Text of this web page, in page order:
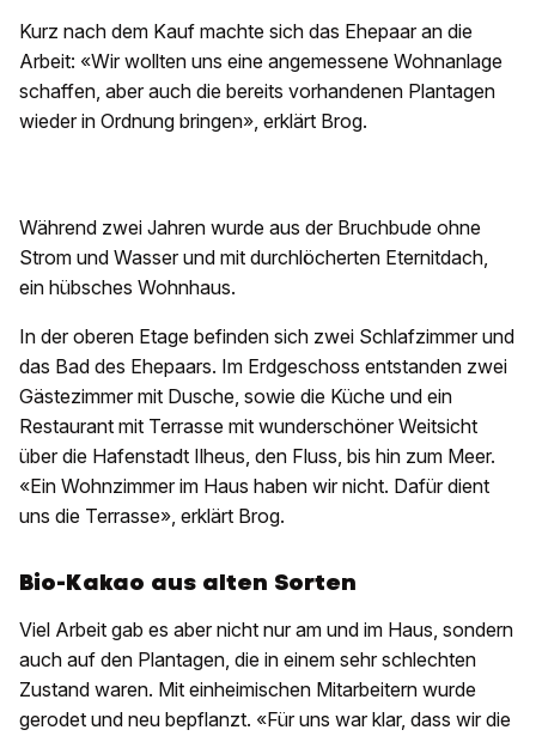
Kurz nach dem Kauf machte sich das Ehepaar an die
Arbeit: «Wir wollten uns eine angemessene Wohnanlage
schaffen, aber auch die bereits vorhandenen Plantagen
wieder in Ordnung bringen», erklärt Brog.
Während zwei Jahren wurde aus der Bruchbude ohne
Strom und Wasser und mit durchlöcherten Eternitdach,
ein hübsches Wohnhaus.
In der oberen Etage befinden sich zwei Schlafzimmer und
das Bad des Ehepaars. Im Erdgeschoss entstanden zwei
Gästezimmer mit Dusche, sowie die Küche und ein
Restaurant mit Terrasse mit wunderschöner Weitsicht
über die Hafenstadt Ilheus, den Fluss, bis hin zum Meer.
«Ein Wohnzimmer im Haus haben wir nicht. Dafür dient
uns die Terrasse», erklärt Brog.
Bio-Kakao aus alten Sorten
Viel Arbeit gab es aber nicht nur am und im Haus, sondern
auch auf den Plantagen, die in einem sehr schlechten
Zustand waren. Mit einheimischen Mitarbeitern wurde
gerodet und neu bepflanzt. «Für uns war klar, dass wir die